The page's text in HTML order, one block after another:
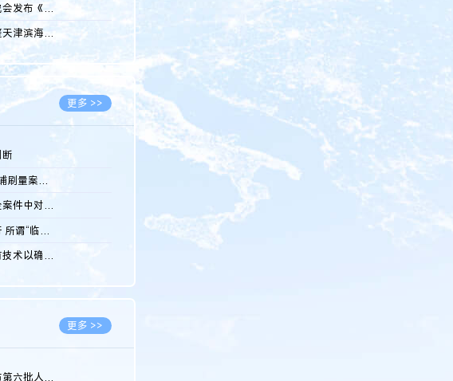
中国知识产权研究会发布《2025年度中国企业海外知识产权纠纷调查...
2026.08.07
天津高院关于调整天津滨海高新技术产业开发区华苑科技园一审普通...
2026.08.07
更多 >>
淘宝“B站推荐”店铺刷量案维持原判，两被告连带赔偿150万元
专利诉前行为保全案件中对仿制药申请人曾作出三类声明的考量及违...
直播带货诋毁同行 所谓“临场发挥”不免责
借助软件复现现有技术以确认相关参数特征是否被公开
更多 >>
最高人民法院发布第六批人民法院种业知识产权司法保护典型案例 含...